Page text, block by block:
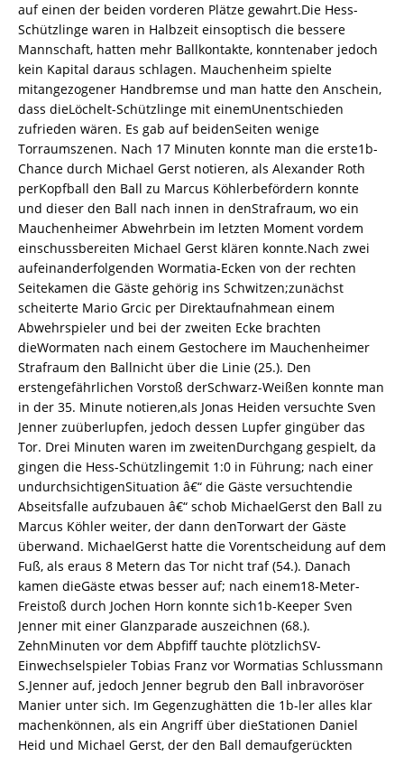
auf einen der beiden vorderen Plätze gewahrt.Die Hess-
Schützlinge waren in Halbzeit einsoptisch die bessere
Mannschaft, hatten mehr Ballkontakte, konntenaber jedoch
kein Kapital daraus schlagen. Mauchenheim spielte
mitangezogener Handbremse und man hatte den Anschein,
dass dieLöchelt-Schützlinge mit einemUnentschieden
zufrieden wären. Es gab auf beidenSeiten wenige
Torraumszenen. Nach 17 Minuten konnte man die erste1b-
Chance durch Michael Gerst notieren, als Alexander Roth
perKopfball den Ball zu Marcus Köhlerbefördern konnte
und dieser den Ball nach innen in denStrafraum, wo ein
Mauchenheimer Abwehrbein im letzten Moment vordem
einschussbereiten Michael Gerst klären konnte.Nach zwei
aufeinanderfolgenden Wormatia-Ecken von der rechten
Seitekamen die Gäste gehörig ins Schwitzen;zunächst
scheiterte Mario Grcic per Direktaufnahmean einem
Abwehrspieler und bei der zweiten Ecke brachten
dieWormaten nach einem Gestochere im Mauchenheimer
Strafraum den Ballnicht über die Linie (25.). Den
erstengefährlichen Vorstoß derSchwarz-Weißen konnte man
in der 35. Minute notieren,als Jonas Heiden versuchte Sven
Jenner zuüberlupfen, jedoch dessen Lupfer gingüber das
Tor. Drei Minuten waren im zweitenDurchgang gespielt, da
gingen die Hess-Schützlingemit 1:0 in Führung; nach einer
undurchsichtigenSituation â€“ die Gäste versuchtendie
Abseitsfalle aufzubauen â€“ schob MichaelGerst den Ball zu
Marcus Köhler weiter, der dann denTorwart der Gäste
überwand. MichaelGerst hatte die Vorentscheidung auf dem
Fuß, als eraus 8 Metern das Tor nicht traf (54.). Danach
kamen dieGäste etwas besser auf; nach einem18-Meter-
Freistoß durch Jochen Horn konnte sich1b-Keeper Sven
Jenner mit einer Glanzparade auszeichnen (68.).
ZehnMinuten vor dem Abpfiff tauchte plötzlichSV-
Einwechselspieler Tobias Franz vor Wormatias Schlussmann
S.Jenner auf, jedoch Jenner begrub den Ball inbravoröser
Manier unter sich. Im Gegenzughätten die 1b-ler alles klar
machenkönnen, als ein Angriff über dieStationen Daniel
Heid und Michael Gerst, der den Ball demaufgerückten